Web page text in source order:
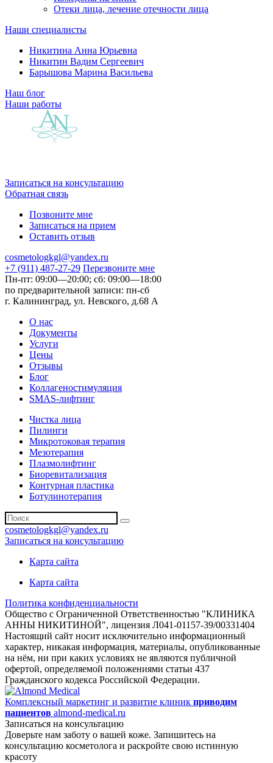
Отеки лица, лечение отечности лица
Наши специалисты
Никитина Анна Юрьевна
Никитин Вадим Сергеевич
Барышова Марина Васильева
Наш блог
Наши работы
Записаться на консультацию
Обратная связь
Позвоните мне
Записаться на прием
Оставить отзыв
cosmetologkgl@yandex.ru
+7 (911) 487-27-29 Перезвоните мне
Пн-пт: 09:00—20:00; сб: 09:00—18:00
по предварительной записи: пн-сб
г. Калининград, ул. Невского, д.68 А
О нас
Документы
Услуги
Цены
Отзывы
Блог
Коллагеностимуляция
SMAS-лифтинг
Чистка лица
Пилинги
Микротоковая терапия
Мезотерапия
Плазмолифтинг
Биоревитализация
Контурная пластика
Ботулинотерапия
cosmetologkgl@yandex.ru
Записаться на консультацию
Карта сайта
Карта сайта
Политика конфиденциальности
Общество с Ограниченной Ответственностью "КЛИНИКА
АННЫ НИКИТИНОЙ", лицензия Л041-01157-39/00331404
Настоящий сайт носит исключительно информационный
характер, никакая информация, материалы, опубликованные
на нём, ни при каких условиях не являются публичной
офертой, определяемой положениями статьи 437
Гражданского кодекса Российской Федерации.
Комплексный маркетинг и развитие клиник приводим
пациентов almond-medical.ru
Записаться на консультацию
Доверьте нам заботу о вашей коже. Запишитесь на
консультацию косметолога и раскройте свою истинную
красоту